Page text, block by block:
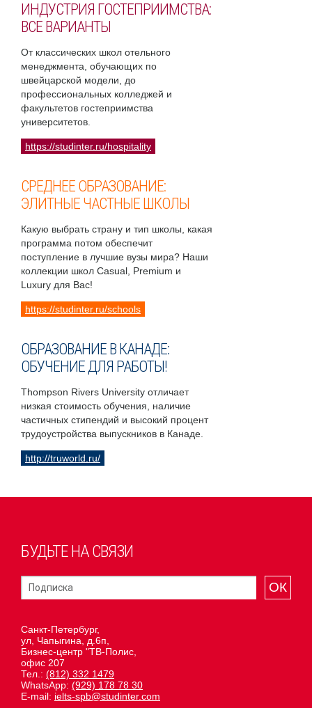
ИНДУСТРИЯ ГОСТЕПРИИМСТВА:
ВСЕ ВАРИАНТЫ
От классических школ отельного
менеджмента, обучающих по
швейцарской модели, до
профессиональных колледжей и
факультетов гостеприимства
университетов.
https://studinter.ru/hospitality
СРЕДНЕЕ ОБРАЗОВАНИЕ:
ЭЛИТНЫЕ ЧАСТНЫЕ ШКОЛЫ
Какую выбрать страну и тип школы, какая
программа потом обеспечит
поступление в лучшие вузы мира? Наши
коллекции школ Casual, Premium и
Luxury для Вас!
https://studinter.ru/schools
ОБРАЗОВАНИЕ В КАНАДЕ:
ОБУЧЕНИЕ ДЛЯ РАБОТЫ!
Thompson Rivers University отличает
низкая стоимость обучения, наличие
частичных стипендий и высокий процент
трудоустройства выпускников в Канаде.
http://truworld.ru/
БУДЬТЕ НА СВЯЗИ
ОК
Санкт-Петербург,
ул, Чапыгина, д.6п,
Бизнес-центр "ТВ-Полис,
офис 207
Тел.: (812) 332 1479
WhatsApp: (929) 178 78 30
E-mail: ielts-spb@studinter.com